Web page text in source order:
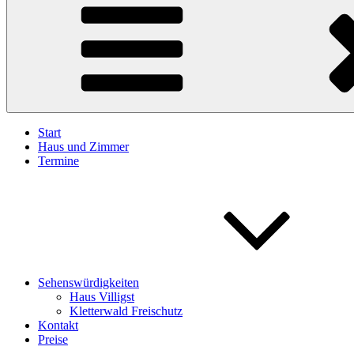
Start
Haus und Zimmer
Termine
Sehenswürdigkeiten
Haus Villigst
Kletterwald Freischutz
Kontakt
Preise